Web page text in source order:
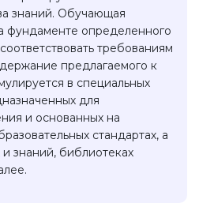
знаний. Обучающая
фундаменте определенного
требованиям
предлагаемого к
в специальных
для
и основанных на
стандартах, а
знаний, библиотеках